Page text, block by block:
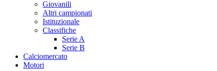
Giovanili
Altri campionati
Istituzionale
Classifiche
Serie A
Serie B
Calciomercato
Motori